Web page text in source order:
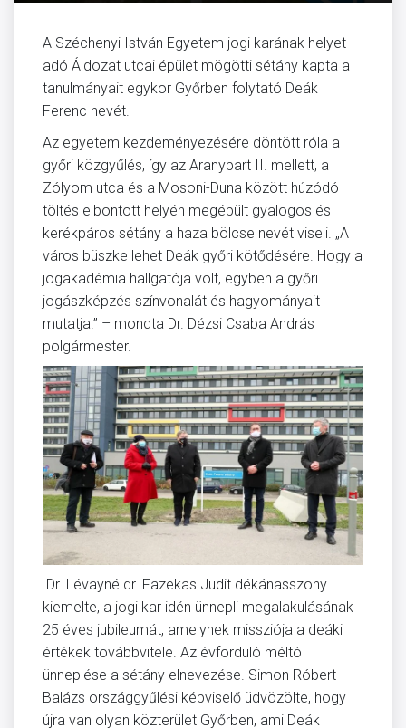
A Széchenyi István Egyetem jogi karának helyet
adó Áldozat utcai épület mögötti sétány kapta a
tanulmányait egykor Győrben folytató Deák
Ferenc nevét.
Az egyetem kezdeményezésére döntött róla a
győri közgyűlés, így az Aranypart II. mellett, a
Zólyom utca és a Mosoni-Duna között húzódó
töltés elbontott helyén megépült gyalogos és
kerékpáros sétány a haza bölcse nevét viseli. „A
város büszke lehet Deák győri kötődésére. Hogy a
jogakadémia hallgatója volt, egyben a győri
jogászképzés színvonalát és hagyományait
mutatja.” – mondta Dr. Dézsi Csaba András
polgármester.
Dr. Lévayné dr. Fazekas Judit dékánasszony
kiemelte, a jogi kar idén ünnepli megalakulásának
25 éves jubileumát, amelynek missziója a deáki
értékek továbbvitele. Az évforduló méltó
ünneplése a sétány elnevezése. Simon Róbert
Balázs országgyűlési képviselő üdvözölte, hogy
újra van olyan közterület Győrben, ami Deák